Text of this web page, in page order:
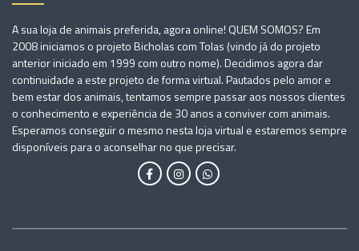
A sua loja de animais preferida, agora online! QUEM SOMOS? Em
2008 iniciamos o projeto Bicholas com Tolas (vindo já do projeto
anterior iniciado em 1999 com outro nome). Decidimos agora dar
continuidade a este projeto de forma virtual. Pautados pelo amor e
bem estar dos animais, tentamos sempre passar aos nossos clientes
o conhecimento e experiência de 30 anos a conviver com animais.
Esperamos conseguir o mesmo nesta loja virtual e estaremos sempre
disponíveis para o aconselhar no que precisar.